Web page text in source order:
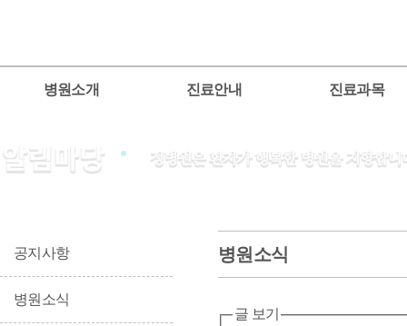
병원소개 진료안내 진료과목
공지사항
병원소식
병원소식
글 보기